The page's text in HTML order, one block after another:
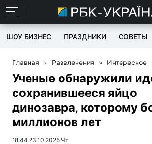
ШОУ БИЗНЕС ПРАЗДНИКИ СОВЕТЫ
Главная » Развлечения » Интересное
Ученые обнаружили
сохранившееся яйцо
динозавра, которому
миллионов лет
18:44 23.10.2025 Чт